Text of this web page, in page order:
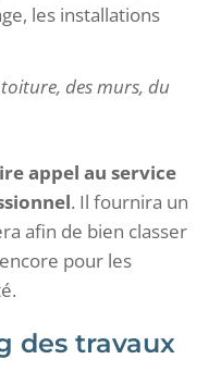
les installations
des murs, du
appel au service
. Il fournira un
afin de bien classer
pour les
des travaux